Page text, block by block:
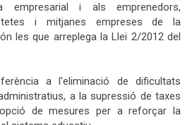
i als emprenedors,
i mitjanes empreses de la
les que arreplega la Llei 2/2012 del
a l'eliminació de dificultats
a la supressió de taxes
de mesures per a reforçar la